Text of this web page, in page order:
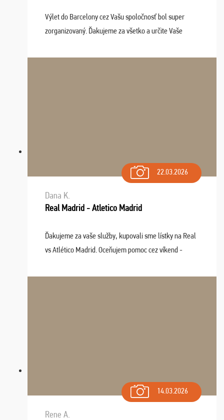
Výlet do Barcelony cez Vašu spoločnosť bol super
zorganizovaný. Ďakujeme za všetko a určite Vaše
22.03.2026
Dana K.
Real Madrid - Atletico Madrid
Ďakujeme za vaše služby, kupovali sme lístky na Real
vs Atlético Madrid. Oceňujem pomoc cez víkend -
spokojnosti. Sedenie bolo dobré, štadión Barnabéu ...
14.03.2026
Rene A.